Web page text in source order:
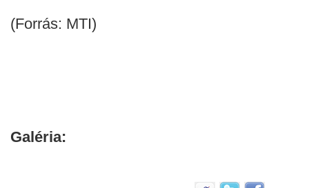
(Forrás: MTI)
Galéria: